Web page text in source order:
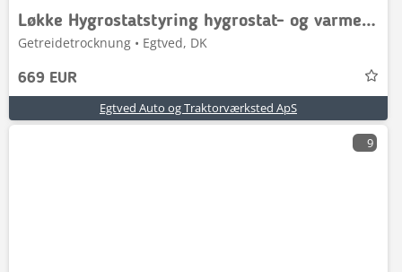
Løkke Hygrostatstyring hygrostat- og varmestyring
Getreidetrocknung • Egtved, DK
669 EUR
Egtved Auto og Traktorværksted ApS
9